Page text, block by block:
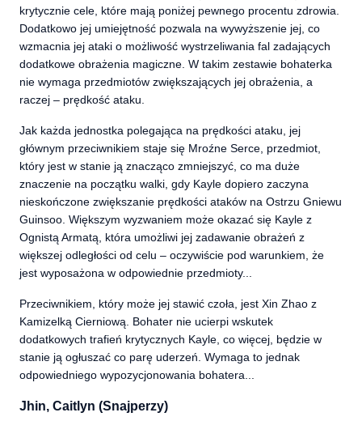
krytycznie cele, które mają poniżej pewnego procentu zdrowia.
Dodatkowo jej umiejętność pozwala na wywyższenie jej, co
wzmacnia jej ataki o możliwość wystrzeliwania fal zadających
dodatkowe obrażenia magiczne. W takim zestawie bohaterka
nie wymaga przedmiotów zwiększających jej obrażenia, a
raczej – prędkość ataku.
Jak każda jednostka polegająca na prędkości ataku, jej
głównym przeciwnikiem staje się Mroźne Serce, przedmiot,
który jest w stanie ją znacząco zmniejszyć, co ma duże
znaczenie na początku walki, gdy Kayle dopiero zaczyna
nieskończone zwiększanie prędkości ataków na Ostrzu Gniewu
Guinsoo. Większym wyzwaniem może okazać się Kayle z
Ognistą Armatą, która umożliwi jej zadawanie obrażeń z
większej odległości od celu – oczywiście pod warunkiem, że
jest wyposażona w odpowiednie przedmioty...
Przeciwnikiem, który może jej stawić czoła, jest Xin Zhao z
Kamizelką Cierniową. Bohater nie ucierpi wskutek
dodatkowych trafień krytycznych Kayle, co więcej, będzie w
stanie ją ogłuszać co parę uderzeń. Wymaga to jednak
odpowiedniego wypozycjonowania bohatera...
Jhin, Caitlyn (Snajperzy)